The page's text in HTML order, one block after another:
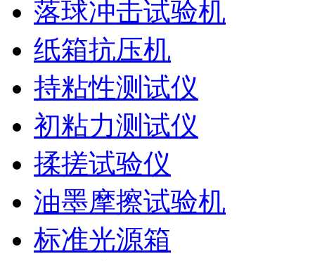
落球冲击试验机
纸箱抗压机
持粘性测试仪
初粘力测试仪
揉搓试验仪
油墨摩擦试验机
标准光源箱